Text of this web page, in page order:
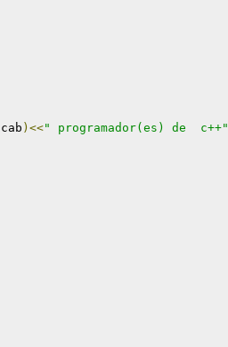
cab )<<" programador(es) de  c++"